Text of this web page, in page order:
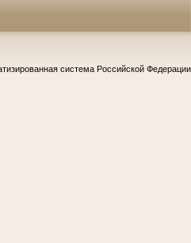
система Российской